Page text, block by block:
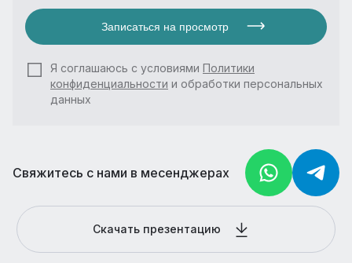
Записаться на просмотр
Я соглашаюсь с условиями Политики
конфиденциальности и обработки персональных
данных
Свяжитесь с нами в месенджерах
Скачать презентацию